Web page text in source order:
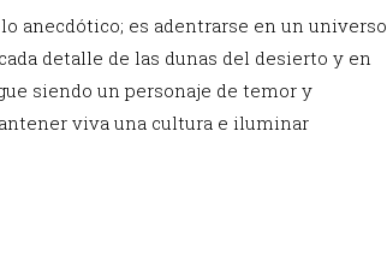
anecdótico; es adentrarse en un universo
detalle de las dunas del desierto y en
siendo un personaje de temor y
viva una cultura e iluminar